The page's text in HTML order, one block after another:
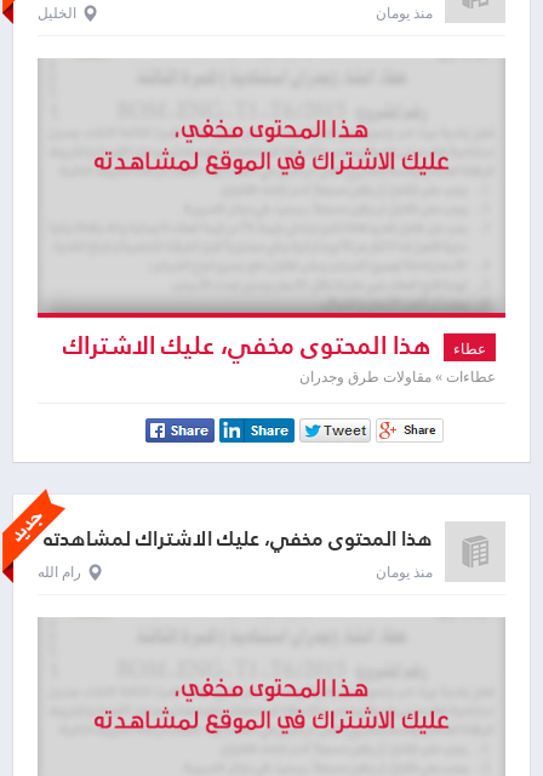
منذ يومان الخليل
عطاء هذا المحتوى مخفي، عليك الاشتراك
لمشاهدته
عطاءات » مقاولات طرق وجدران
هذا المحتوى مخفي، عليك الاشتراك لمشاهدته
منذ يومان رام الله